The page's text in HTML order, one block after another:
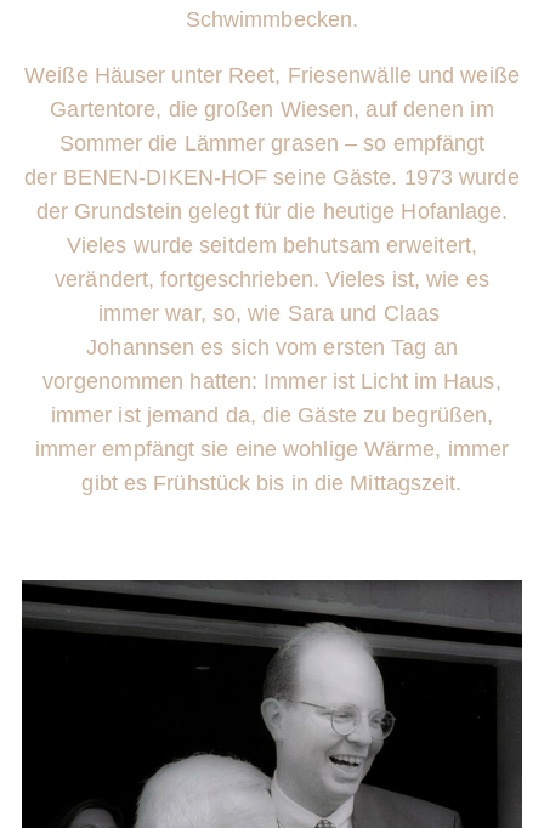
Schwimmbecken.
Weiße Häuser unter Reet, Friesenwälle und weiße
Gartentore, die großen Wiesen, auf denen im
Sommer die Lämmer grasen – so empfängt
der BENEN-DIKEN-HOF seine Gäste. 1973 wurde
der Grundstein gelegt fürdie heutige Hofanlage.
Vieles wurde seitdem behutsam erweitert,
verändert,fortgeschrieben. Vieles ist, wie es
immer war, so, wie Sara und Claas
Johannsen es sich vom ersten Tag an
vorgenommen hatten: Immer ist Licht im Haus,
immer ist jemand da, die Gäste zu begrüßen,
immer empfängt sie eine wohlige Wärme, immer
gibt es Frühstück bis in die Mittagszeit.